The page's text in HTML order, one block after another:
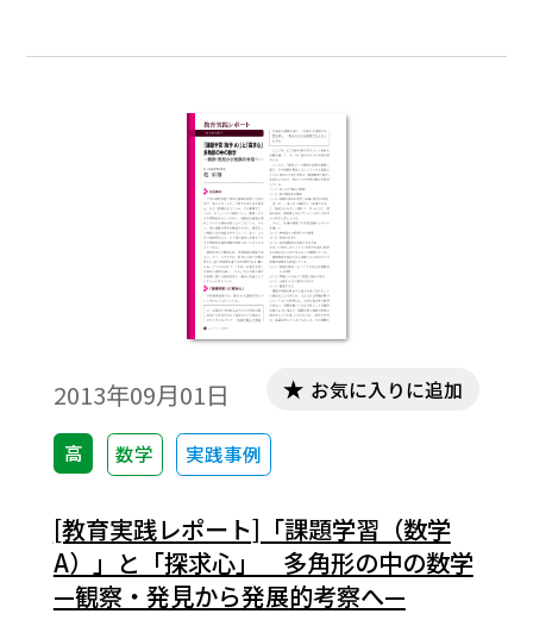
説明，学習段階・学習内容の一覧，学習内
留意点（児童，生徒の実態，取り扱い上の
配慮）などで構成。
2013年09月01日
高 数学 実践事例
お気に入りに追加
[教育実践レポート]「課題学習（数学
A）」と「探求心」 多角形の中の数学
—観察・発見から発展的考察へ—